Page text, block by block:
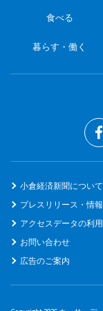
食べる
暮らす・働く
小倉経済新聞について
プレスリリース・情
アクセスデータの利
お問い合わせ
広告のご案内